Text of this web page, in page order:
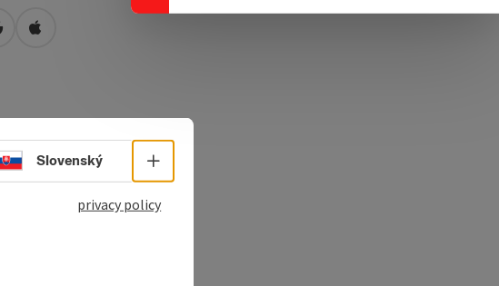
in Google Maps
Open in Apple Maps
ice
next
Select language - Open menu
Slovenský
privacy policy